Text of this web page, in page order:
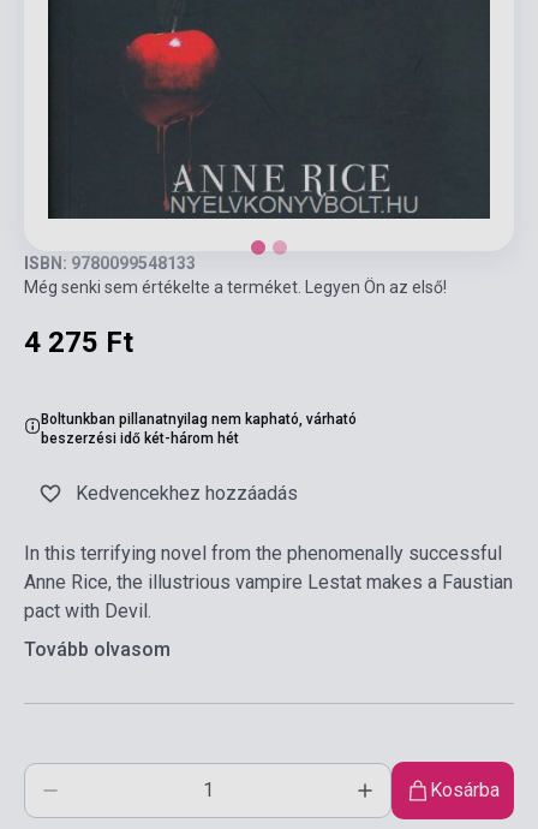
ISBN: 9780099548133
Még senki sem értékelte a terméket. Legyen Ön az első!
4 275 Ft
Boltunkban pillanatnyilag nem kapható, várható
beszerzési idő két-három hét
Kedvencekhez hozzáadás
In this terrifying novel from the phenomenally successful
Anne Rice, the illustrious vampire Lestat makes a Faustian
pact with Devil.
Tovább olvasom
Kosárba